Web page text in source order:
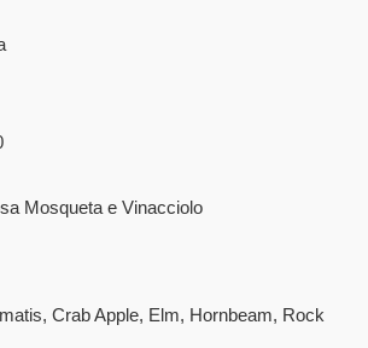
Mosqueta e Vinacciolo
Crab Apple, Elm, Hornbeam, Rock